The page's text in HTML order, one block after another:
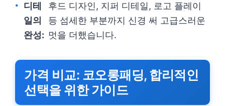
디테
일의
완성:
후드 디자인, 지퍼 디테일, 로고 플레이
등 섬세한 부분까지 신경 써 고급스러운
멋을 더했습니다.
가격 비교: 코오롱패딩, 합리적인
선택을 위한 가이드